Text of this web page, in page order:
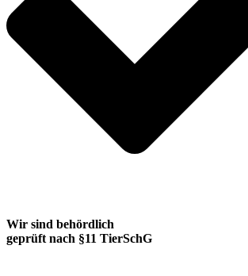
Wir sind behördlich
geprüft nach §11 TierSchG